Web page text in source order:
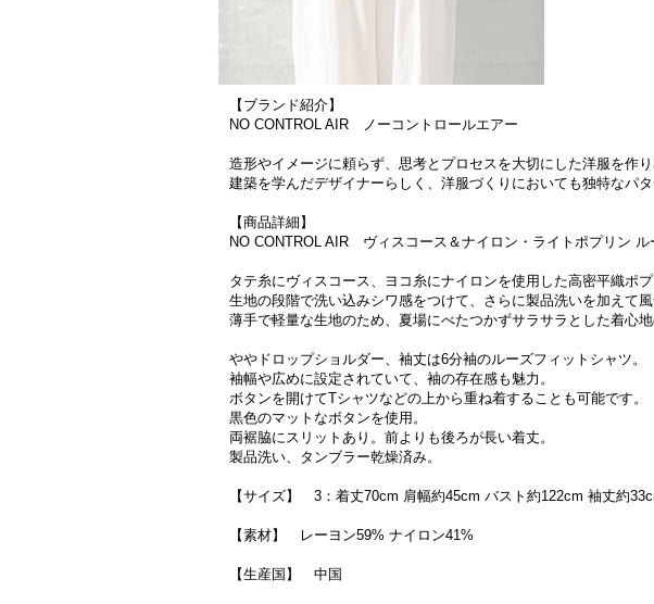
【ブランド紹介】
NO CONTROL AIR ノーコントロールエアー
造形やイメージに頼らず、思考とプロセスを大切にした洋服を作
建築を学んだデザイナーらしく、洋服づくりにおいても独特なパタ
【商品詳細】
NO CONTROL AIR ヴィスコース＆ナイロン・ライトポプリン
タテ糸にヴィスコース、ヨコ糸にナイロンを使用した高密平織ポ
生地の段階で洗い込みシワ感をつけて、さらに製品洗いを加えて風
薄手で軽量な生地のため、夏場にべたつかずサラサラとした着心地
ややドロップショルダー、袖丈は6分袖のルーズフィットシャツ。
袖幅や広めに設定されていて、袖の存在感も魅力。
ボタンを開けてTシャツなどの上から重ね着することも可能です。
黒色のマットなボタンを使用。
両裾脇にスリットあり。前よりも後ろが長い着丈。
製品洗い、タンブラー乾燥済み。
【サイズ】 3：着丈70cm 肩幅約45cm バスト約122cm 袖丈約
【素材】 レーヨン59% ナイロン41%
【生産国】 中国